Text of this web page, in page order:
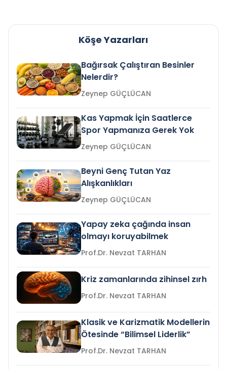
Köşe Yazarları
Bağırsak Çalıştıran Besinler
Nelerdir?
Zeynep GÜÇLÜCAN
Kas Yapmak İçin Saatlerce
Spor Yapmanıza Gerek Yok
Zeynep GÜÇLÜCAN
Beyni Genç Tutan Yaz
Alışkanlıkları
Zeynep GÜÇLÜCAN
Yapay zeka çağında insan
olmayı koruyabilmek
Prof.Dr. Nevzat TARHAN
Kriz zamanlarında zihinsel zırh
Prof.Dr. Nevzat TARHAN
Klasik ve Karizmatik Modellerin
Ötesinde “Bilimsel Liderlik”
Prof.Dr. Nevzat TARHAN